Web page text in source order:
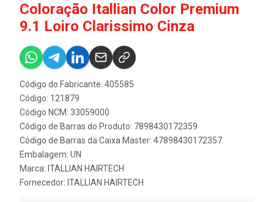
Coloração Itallian Color Premium
9.1 Loiro Clarissimo Cinza
Código do Fabricante: 405585
Código: 121879
Código NCM: 33059000
Código de Barras do Produto: 7898430172359
Código de Barras da Caixa Master: 47898430172357
Embalagem: UN
Marca: ITALLIAN HAIRTECH
Fornecedor: ITALLIAN HAIRTECH